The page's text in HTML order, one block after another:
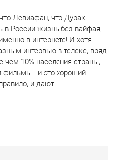
Левиафан, что Дурак -
в России жизнь без вайфая,
в интернете! И хотя
интервью в телеке, вряд
чем 10% населения страны,
фильмы - и это хороший
и дают.